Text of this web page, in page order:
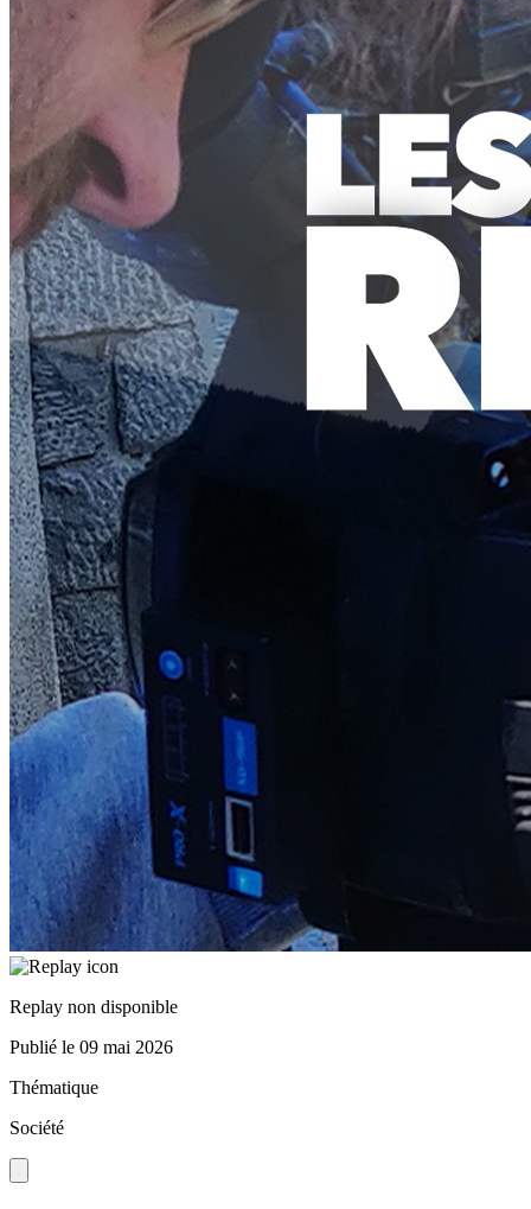
Replay non disponible
Publié le 09 mai 2026
Thématique
Société